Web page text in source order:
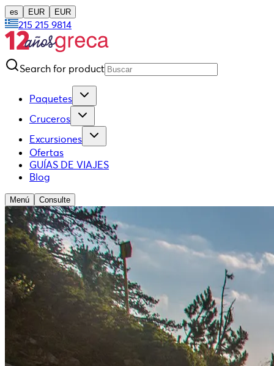
es EUR EUR
215 215 9814
Search for product
Paquetes
Cruceros
Excursiones
Ofertas
GUÍAS DE VIAJES
Blog
Menú Consulte